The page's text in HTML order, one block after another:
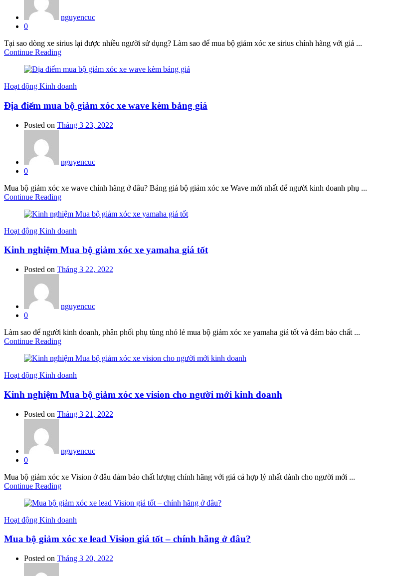
nguyencuc
0
Tại sao dòng xe sirius lại được nhiều người sử dụng? Làm sao để mua bộ giảm xóc xe sirius chính hãng với giá ...
Continue Reading
Hoạt động Kinh doanh
Địa điểm mua bộ giảm xóc xe wave kèm bảng giá
Posted on Tháng 3 23, 2022
nguyencuc
0
Mua bộ giảm xóc xe wave chính hãng ở đâu? Bảng giá bộ giảm xóc xe Wave mới nhất để người kinh doanh phụ ...
Continue Reading
Hoạt động Kinh doanh
Kinh nghiệm Mua bộ giảm xóc xe yamaha giá tốt
Posted on Tháng 3 22, 2022
nguyencuc
0
Làm sao để người kinh doanh, phân phối phụ tùng nhỏ lẻ mua bộ giảm xóc xe yamaha giá tốt và đảm bảo chất ...
Continue Reading
Hoạt động Kinh doanh
Kinh nghiệm Mua bộ giảm xóc xe vision cho người mới kinh doanh
Posted on Tháng 3 21, 2022
nguyencuc
0
Mua bộ giảm xóc xe Vision ở đâu đảm bảo chất lượng chính hãng với giá cả hợp lý nhất dành cho người mới ...
Continue Reading
Hoạt động Kinh doanh
Mua bộ giảm xóc xe lead Vision giá tốt – chính hãng ở đâu?
Posted on Tháng 3 20, 2022